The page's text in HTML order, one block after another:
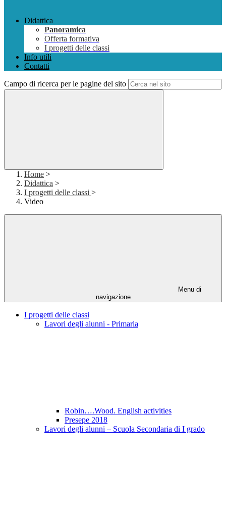
Didattica
Panoramica
Offerta formativa
I progetti delle classi
Info utili
Contatti
Campo di ricerca per le pagine del sito
Home >
Didattica >
I progetti delle classi >
Video
Menu di
navigazione
I progetti delle classi
Lavori degli alunni - Primaria
Robin….Wood. English activities
Presepe 2018
Lavori degli alunni – Scuola Secondaria di I grado